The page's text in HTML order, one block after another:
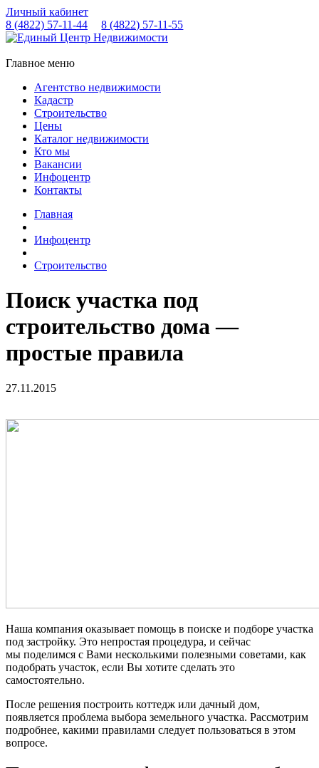
Личный кабинет
8 (4822) 57-11-44 8 (4822) 57-11-55
Главное меню
Агентство недвижимости
Кадастр
Строительство
Цены
Каталог недвижимости
Кто мы
Вакансии
Инфоцентр
Контакты
Главная
Инфоцентр
Строительство
Поиск участка под
строительство дома —
простые правила
27.11.2015
Наша компания оказывает помощь в поиске и подборе участка
под застройку. Это непростая процедура, и сейчас
мы поделимся с Вами несколькими полезными советами, как
подобрать участок, если Вы хотите сделать это
самостоятельно.
После решения построить коттедж или дачный дом,
появляется проблема выбора земельного участка. Рассмотрим
подробнее, какими правилами следует пользоваться в этом
вопросе.